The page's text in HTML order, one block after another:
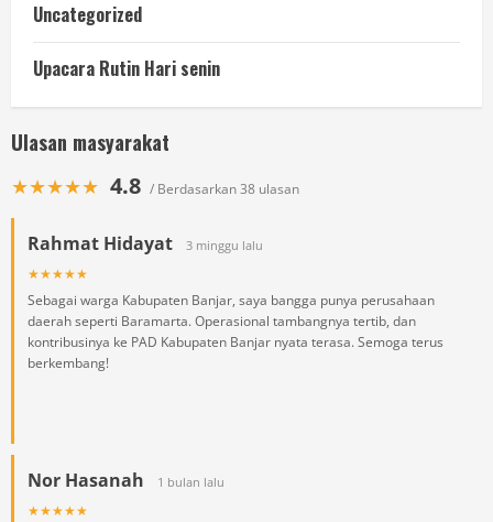
Uncategorized
Upacara Rutin Hari senin
Ulasan masyarakat
★★★★★ 4.8 / Berdasarkan 38 ulasan
Rahmat Hidayat 3 minggu lalu
★★★★★
Sebagai warga Kabupaten Banjar, saya bangga punya perusahaan
daerah seperti Baramarta. Operasional tambangnya tertib, dan
kontribusinya ke PAD Kabupaten Banjar nyata terasa. Semoga terus
berkembang!
Nor Hasanah 1 bulan lalu
★★★★★